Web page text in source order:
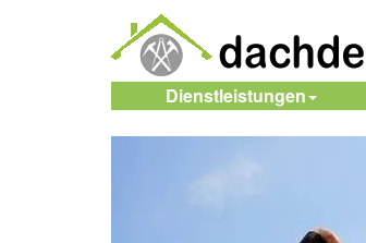
Dienstleistungen